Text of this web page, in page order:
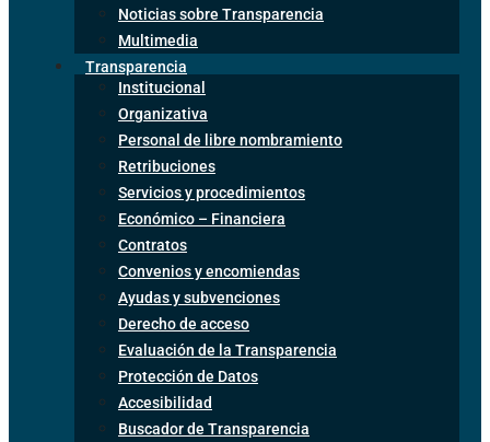
Noticias sobre Transparencia
Multimedia
Transparencia
Institucional
Organizativa
Personal de libre nombramiento
Retribuciones
Servicios y procedimientos
Económico – Financiera
Contratos
Convenios y encomiendas
Ayudas y subvenciones
Derecho de acceso
Evaluación de la Transparencia
Protección de Datos
Accesibilidad
Buscador de Transparencia